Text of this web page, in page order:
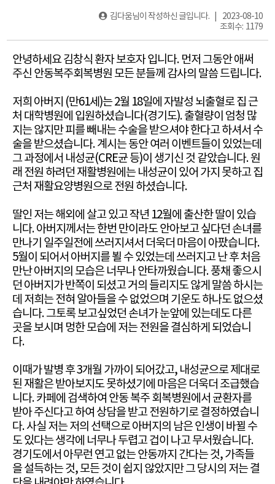
김다움님이 작성하신 글입니다. | 2023-08-10
조회수: 1179
안녕하세요 김창식 환자 보호자 입니다. 먼저 그동안 애써
주신 안동복주회복병원 모든 분들께 감사의 말씀 드립니다.
저희 아버지 (만61세)는 2월 18일에 자발성 뇌출혈로 집 근
처 대학병원에 입원하셨습니다(경기도). 출혈량이 엄청 많
지는 않지만 피를 빼내는 수술을 받으셔야 한다고 하셔서 수
술을 받으셨습니다. 계시는 동안 여러 이벤트들이 있었는데
그 과정에서 내성균(CRE균 등)이 생기신 것 같았습니다. 원
래 전원 하려던 재활병원에는 내성균이 있어 가지 못하고 집
근처 재활요양병원으로 전원 하셨습니다.
딸인 저는 해외에 살고 있고 작년 12월에 출산한 딸이 있습
니다. 아버지께서는 한번 만이라도 안아보고 싶다던 손녀를
만나기 일주일전에 쓰러지셔서 더욱더 마음이 아팠습니다.
5월이 되어서 아버지를 뵐 수 있었는데 쓰러지고 난 후 처음
만난 아버지의 모습은 너무나 안타까웠습니다. 풍채 좋으시
던 아버지가 반쪽이 되셨고 거의 들리지도 않게 말씀 하시는
데 저희는 전혀 알아들을 수 없었으며 기운도 하나도 없으셨
습니다. 그토록 보고싶었던 손녀가 눈앞에 있는데도 다른
곳을 보시며 멍한 모습에 저는 전원을 결심하게 되었습니
다.
이때가 발병 후 3개월 가까이 되어갔고, 내성균으로 제대로
된 재활은 받아보지도 못하셨기에 마음은 더욱더 조급했습
니다. 카페에 검색하여 안동 복주 회복병원에서 균환자를
받아 주신다고 하여 상담을 받고 전원하기로 결정하였습니
다. 사실 저는 저의 선택으로 아버지의 남은 인생이 바뀔 수
도 있다는 생각에 너무나 두렵고 겁이 나고 무서웠습니다.
경기도에서 아무런 연고 없는 안동까지 간다는 것, 가족들
을 설득하는 것, 모든 것이 쉽지 않았지만 그 당시의 저는 결